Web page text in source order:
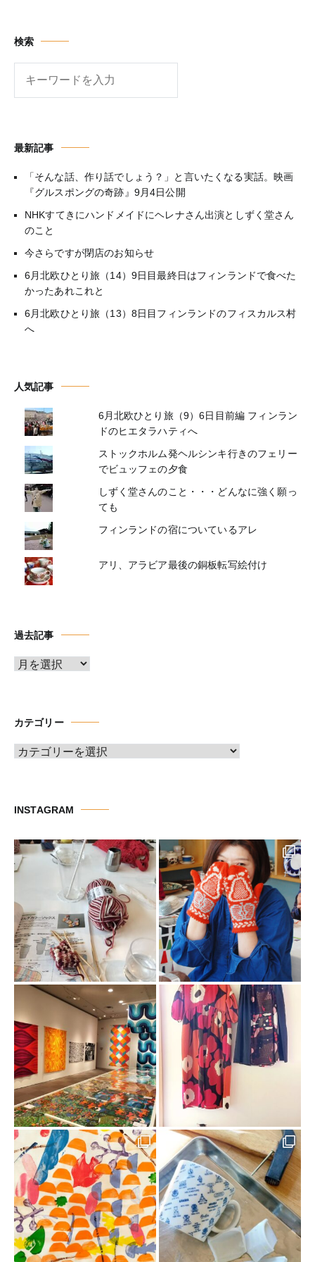
検索
最新記事
「そんな話、作り話でしょう？」と言いたくなる実話。映画
『グルスポングの奇跡』9月4日公開
NHKすてきにハンドメイドにヘレナさん出演としずく堂さん
のこと
今さらですが閉店のお知らせ
6月北欧ひとり旅（14）9日目最終日はフィンランドで食べた
かったあれこれと
6月北欧ひとり旅（13）8日目フィンランドのフィスカルス村
へ
人気記事
6月北欧ひとり旅（9）6日目前編 フィンラン
ドのヒエタラハティへ
ストックホルム発ヘルシンキ行きのフェリー
でビュッフェの夕食
しずく堂さんのこと・・・どんなに強く願っ
ても
フィンランドの宿についているアレ
アリ、アラビア最後の銅板転写絵付け
過去記事
ア
ブ
カテゴリー
カ
ー
INSTAGRAM